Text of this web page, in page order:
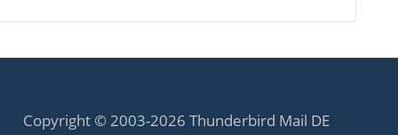
Copyright © 2003-2026 Thunderbird Mail DE